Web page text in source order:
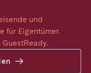
und
für Eigentümer.